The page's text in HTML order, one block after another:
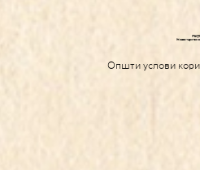
Општи услови